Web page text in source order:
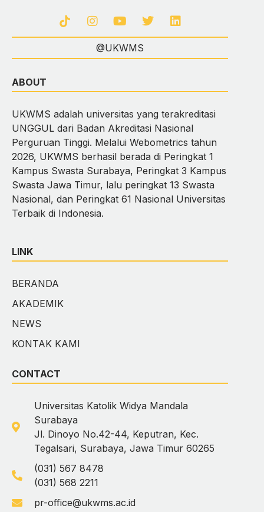
@UKWMS
ABOUT
UKWMS adalah universitas yang terakreditasi
UNGGUL dari Badan Akreditasi Nasional
Perguruan Tinggi. Melalui Webometrics tahun
2026, UKWMS berhasil berada di Peringkat 1
Kampus Swasta Surabaya, Peringkat 3 Kampus
Swasta Jawa Timur, lalu peringkat 13 Swasta
Nasional, dan Peringkat 61 Nasional Universitas
Terbaik di Indonesia.
LINK
BERANDA
AKADEMIK
NEWS
KONTAK KAMI
CONTACT
Universitas Katolik Widya Mandala
Surabaya
Jl. Dinoyo No.42-44, Keputran, Kec.
Tegalsari, Surabaya, Jawa Timur 60265
(031) 567 8478
(031) 568 2211
pr-office@ukwms.ac.id